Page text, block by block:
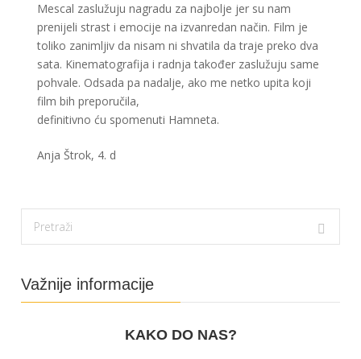
Mescal zaslužuju nagradu za najbolje jer su nam
prenijeli strast i emocije na izvanredan način. Film je
toliko zanimljiv da nisam ni shvatila da traje preko dva
sata. Kinematografija i radnja također zaslužuju same
pohvale. Odsada pa nadalje, ako me netko upita koji
film bih preporučila,
definitivno ću spomenuti Hamneta.
Anja Štrok, 4. d
Važnije informacije
KAKO DO NAS?